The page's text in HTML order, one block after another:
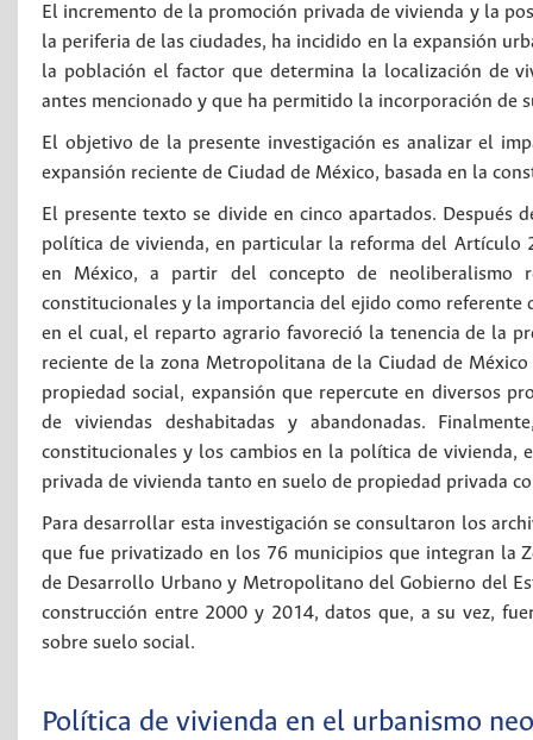
El incremento de la promoción privada de vivienda y la
la periferia de las ciudades, ha incidido en la expansión
la población el factor que determina la localización de
antes mencionado y que ha permitido la incorporación
El objetivo de la presente investigación es analizar el
expansión reciente de Ciudad de México, basada en la
El presente texto se divide en cinco apartados.
política de vivienda, en particular la reforma del Artículo
en México, a partir del concepto de neoliberalismo
constitucionales y la importancia del ejido como
en el cual, el reparto agrario favoreció la tenencia de la
reciente de la zona Metropolitana de la Ciudad de
propiedad social, expansión que repercute en diversos
de viviendas deshabitadas y abandonadas.
constitucionales y los cambios en la política de vivienda,
privada de vivienda tanto en suelo de propiedad privada
Para desarrollar esta investigación se consultaron los
que fue privatizado en los 76 municipios que integran la
de Desarrollo Urbano y Metropolitano del Gobierno del
construcción entre 2000 y 2014, datos que, a su vez,
sobre suelo social.
Política de vivienda en el urbanismo